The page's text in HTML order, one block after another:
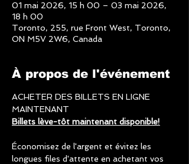
01 mai 2026, 15 h 00 – 03 mai 2026,
18 h 00
Toronto, 255, rue Front West, Toronto,
ON M5V 2W6, Canada
À propos de l'événement
ACHETER DES BILLETS EN LIGNE
MAINTENANT
Billets lève-tôt maintenant disponible!
Économisez de l'argent et évitez les
longues files d'attente en achetant vos